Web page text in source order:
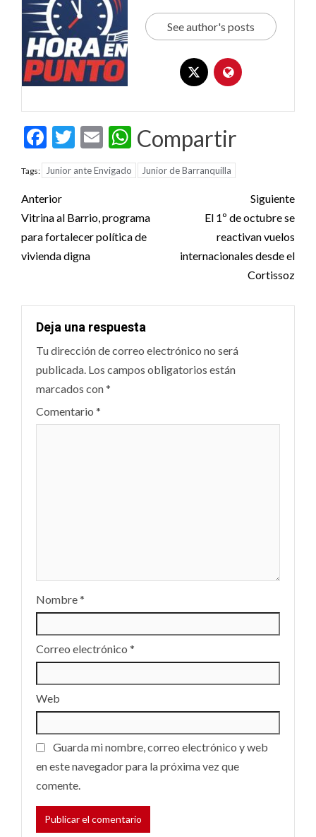
See author's posts
Facebook
Twitter
EmailWhatsApp
Compartir
Tags: Junior ante Envigado Junior de Barranquilla
Post
navigation
Anterior
Vitrina al Barrio, programa
para fortalecer política de
vivienda digna
Siguiente
El 1º de octubre se
reactivan vuelos
internacionales desde el
Cortissoz
Deja una respuesta
Tu dirección de correo electrónico no será
publicada. Los campos obligatorios están
marcados con*
Comentario *
Nombre*
Correo electrónico *
Web
Guarda mi nombre, correo electrónico y web
en este navegador para la próxima vez que
comente.